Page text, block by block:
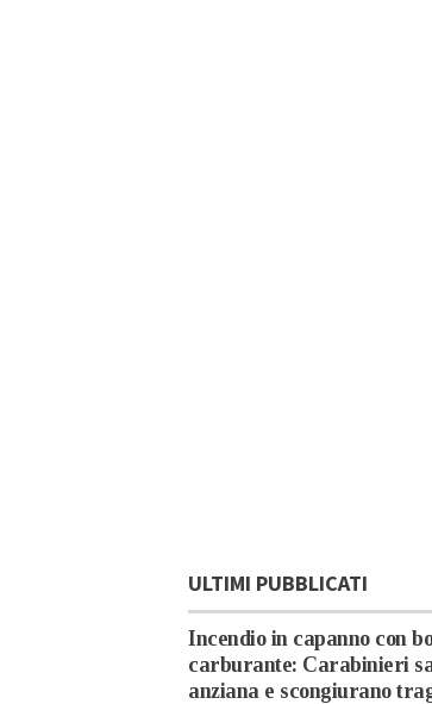
ULTIMI PUBBLICATI
Incendio in capanno con
carburante: Carabinieri
anziana e scongiurano